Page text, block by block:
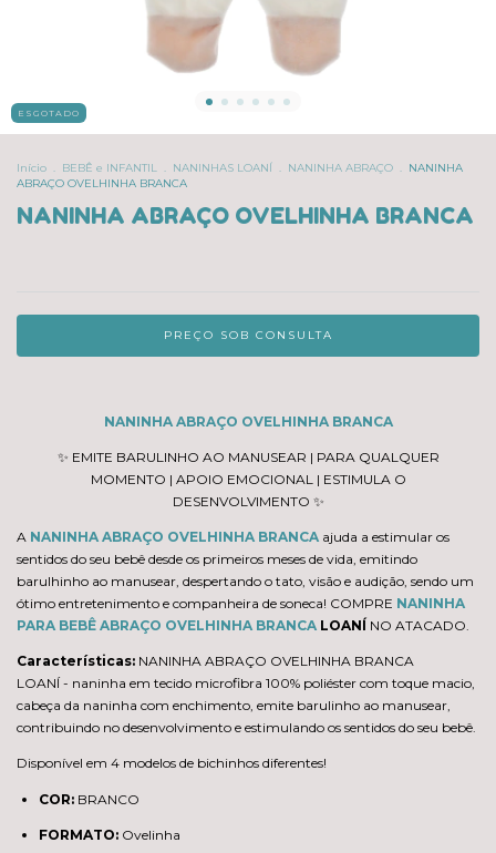
ESGOTADO
Início . BEBÊ e INFANTIL . NANINHAS LOANÍ . NANINHA ABRAÇO . NANINHA
ABRAÇO OVELHINHA BRANCA
NANINHA ABRAÇO OVELHINHA BRANCA
NANINHA ABRAÇO OVELHINHA BRANCA
✨ EMITE BARULINHO AO MANUSEAR | PARA QUALQUER
MOMENTO | APOIO EMOCIONAL | ESTIMULA O
DESENVOLVIMENTO ✨
A NANINHA ABRAÇO OVELHINHA BRANCA ajuda a estimular os
sentidos do seu bebê desde os primeiros meses de vida, emitindo
barulhinho ao manusear, despertando o tato, visão e audição, sendo um
ótimo entretenimento e companheira de soneca! COMPRE NANINHA
PARA BEBÊ ABRAÇO OVELHINHA BRANCA LOANÍ NO ATACADO.
Características: NANINHA ABRAÇO OVELHINHA BRANCA
LOANÍ - naninha em tecido microfibra 100% poliéster com toque macio,
cabeça da naninha com enchimento, emite barulinho ao manusear,
contribuindo no desenvolvimento e estimulando os sentidos do seu bebê.
Disponível em 4 modelos de bichinhos diferentes!
COR: BRANCO
FORMATO: Ovelinha